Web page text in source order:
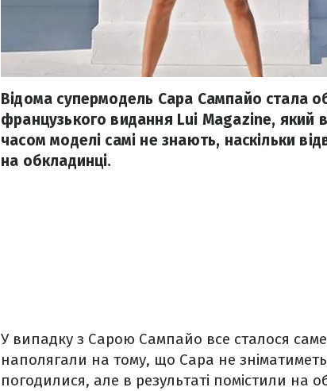
Відома супермодель Сара Сампайо стала
французького видання Lui Magazine, який
часом моделі самі не знають, наскільки
на обкладинці.
У випадку з Сарою Сампайо все сталося
наполягали на тому, що Сара не
погодилися, але в результаті помістили на